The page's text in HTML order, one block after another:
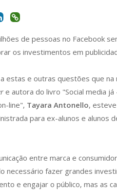
de pessoas no Facebook
os investimentos em
estas e outras questões que
e autora do livro "Social media já
line", Tayara Antonello, esteve
para ex-alunos e alunos
entre marca e
necessário fazer grandes
e engajar o público, mas as